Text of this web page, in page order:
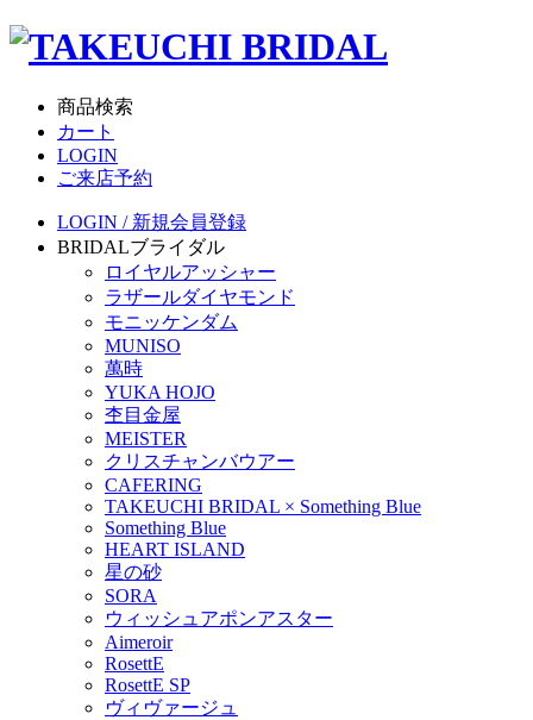
商品検索
カート
LOGIN
ご来店予約
LOGIN / 新規会員登録
BRIDALブライダル
ロイヤルアッシャー
ラザールダイヤモンド
モニッケンダム
MUNISO
萬時
YUKA HOJO
杢目金屋
MEISTER
クリスチャンバウアー
CAFERING
TAKEUCHI BRIDAL × Something Blue
Something Blue
HEART ISLAND
星の砂
SORA
ウィッシュアポンアスター
Aimeroir
RosettE
RosettE SP
ヴィヴァージュ